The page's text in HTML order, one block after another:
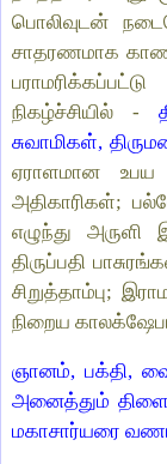
பொலிவுடன்
சாதரணமாக
நிகழ்ச்சியில் -
சுவாமிகள்,
ஏராளமான
அதிகாரிகள்;
எழுந்து அருளி
திருப்பதி
சிறுத்தாம்பு;
நிறைய
ஞானம், பக்தி,
அனைத்தும்
மகாசார்யரை